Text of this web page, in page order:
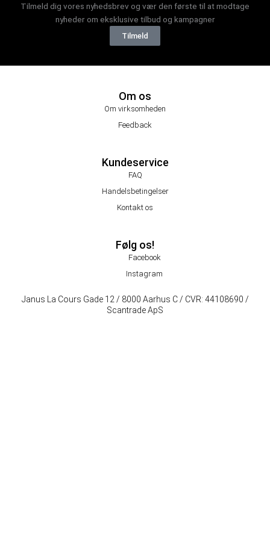
Tilmeld dig vores nyhedsbrev og vær den første til at modtage
nyheder om eksklusive tilbud og kampagner
Tilmeld
Om os
Om virksomheden
Feedback
Kundeservice
FAQ
Handelsbetingelser
Kontakt os
Følg os!
Facebook
Instagram
Janus La Cours Gade 12 / 8000 Aarhus C / CVR: 44108690 /
Scantrade ApS